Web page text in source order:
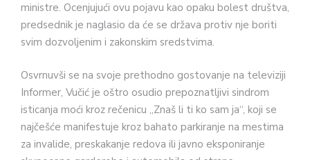
ministre. Ocenjujući ovu pojavu kao opaku bolest društva,
predsednik je naglasio da će se država protiv nje boriti
svim dozvoljenim i zakonskim sredstvima.
Osvrnuvši se na svoje prethodno gostovanje na televiziji
Informer, Vučić je oštro osudio prepoznatljivi sindrom
isticanja moći kroz rečenicu „Znaš li ti ko sam ja“, koji se
najčešće manifestuje kroz bahato parkiranje na mestima
za invalide, preskakanje redova ili javno eksponiranje